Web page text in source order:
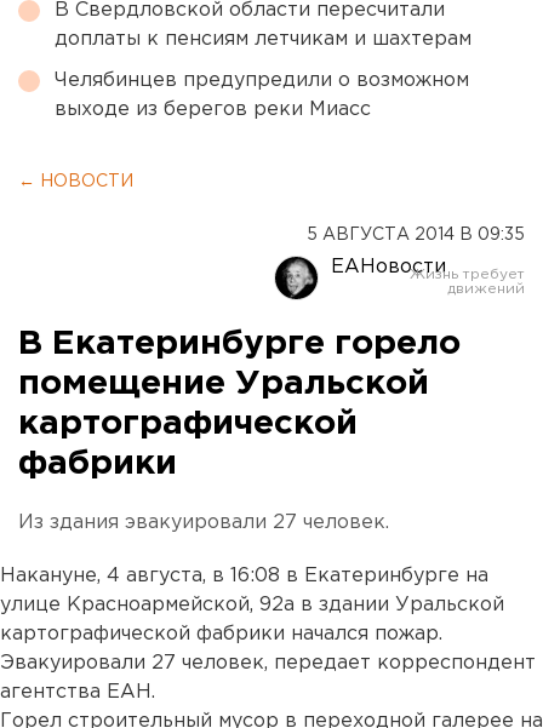
В Свердловской области пересчитали
доплаты к пенсиям летчикам и шахтерам
Челябинцев предупредили о возможном
выходе из берегов реки Миасс
← НОВОСТИ
5 АВГУСТА 2014 В 09:35
ЕАНовости
В Екатеринбурге горело
помещение Уральской
картографической
фабрики
Из здания эвакуировали 27 человек.
Накануне, 4 августа, в 16:08 в Екатеринбурге на
улице Красноармейской, 92а в здании Уральской
картографической фабрики начался пожар.
Эвакуировали 27 человек, передает корреспондент
агентства ЕАН.
Горел строительный мусор в переходной галерее на